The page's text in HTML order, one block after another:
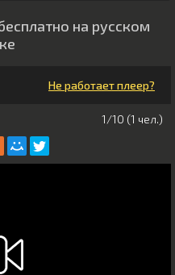
на русском
Не работает плеер?
1/10 (1 чeл.)